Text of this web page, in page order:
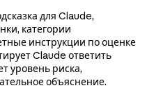
для Claude,
категории
инструкции по оценке
Claude ответить
уровень риска,
объяснение.